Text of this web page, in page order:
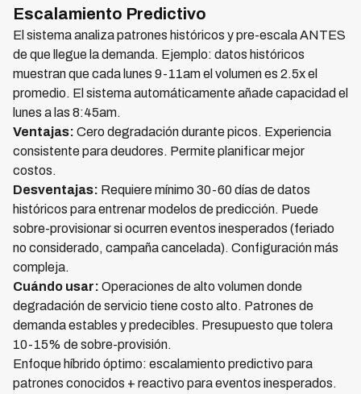
Escalamiento Predictivo
El sistema analiza patrones históricos y pre-escala ANTES
de que llegue la demanda. Ejemplo: datos históricos
muestran que cada lunes 9-11am el volumen es 2.5x el
promedio. El sistema automáticamente añade capacidad el
lunes a las 8:45am.
Ventajas: Cero degradación durante picos. Experiencia
consistente para deudores. Permite planificar mejor
costos.
Desventajas: Requiere mínimo 30-60 días de datos
históricos para entrenar modelos de predicción. Puede
sobre-provisionar si ocurren eventos inesperados (feriado
no considerado, campaña cancelada). Configuración más
compleja.
Cuándo usar: Operaciones de alto volumen donde
degradación de servicio tiene costo alto. Patrones de
demanda estables y predecibles. Presupuesto que tolera
10-15% de sobre-provisión.
Enfoque híbrido óptimo: escalamiento predictivo para
patrones conocidos + reactivo para eventos inesperados.